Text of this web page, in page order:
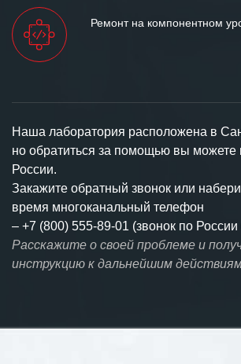
Ремонт на компонентном
Наша лаборатория расположена в
но обратиться за помощью вы можете
России.
Закажите обратный звонок или
время многоканальный телефон
– +7 (800) 555-89-01 (звонок по
Расскажите о своей проблеме и
инструкцию к дальнейшим